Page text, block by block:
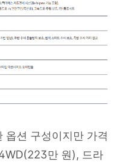
옵션 구성이지만 가격
만 원), 드라